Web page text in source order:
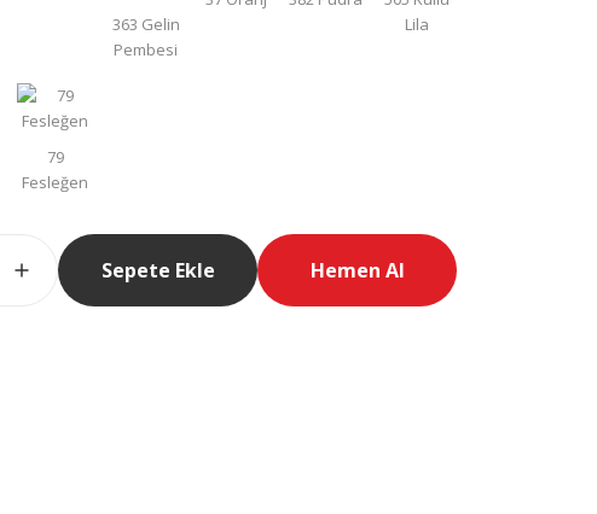
Sepete Ekle Hemen Al